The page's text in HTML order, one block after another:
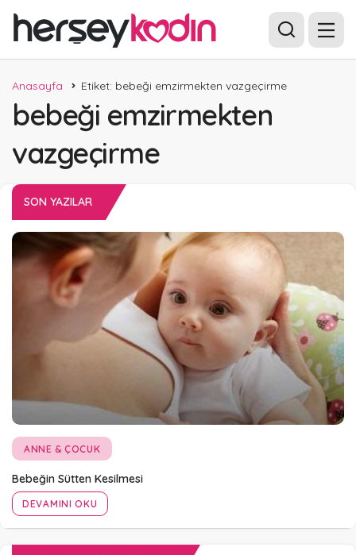
Anasayfa Etiket: bebeği emzirmekten vazgeçirme
bebeği emzirmekten
vazgeçirme
SON YAZILAR
ANNE & ÇOCUK
Bebeğin Sütten Kesilmesi
DEVAMINI OKU